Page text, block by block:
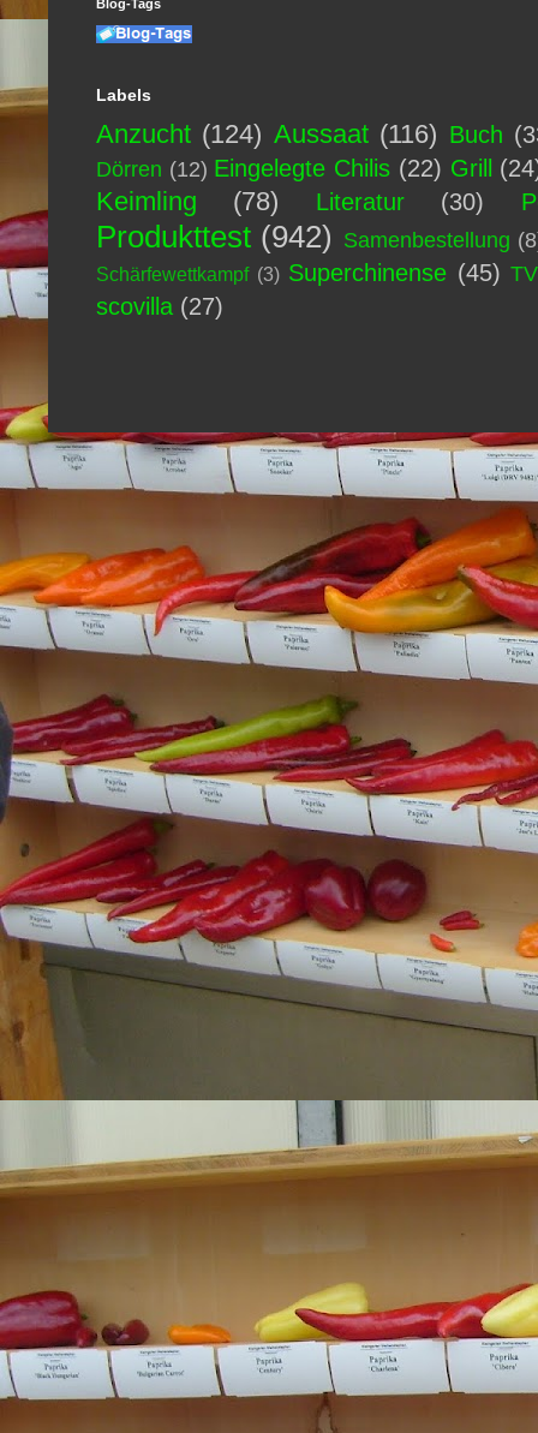
Blog-Tags
Labels
Anzucht (124) Aussaat (116) Buch
Dörren (12) Eingelegte Chilis (22) Grill
Keimling (78) Literatur (30)
Produkttest (942) Samenbestellung
Schärfewettkampf (3) Superchinense (45) TV
scovilla (27)